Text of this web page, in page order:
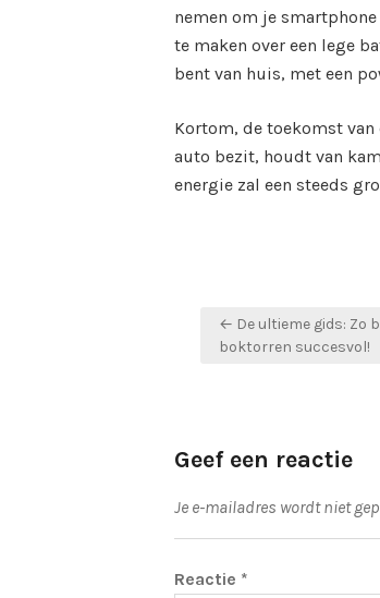
nemen om je
te maken over een lege
bent van huis, met een
Kortom, de toekomst
auto bezit, houdt van
energie zal een steeds
Bericht
navigatie
← De ultieme gids: Zo
boktorren succesvol!
Geef een reactie
Je e-mailadres wordt niet
Reactie *